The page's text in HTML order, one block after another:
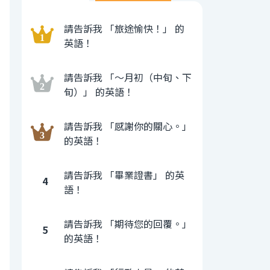
請告訴我 「旅途愉快！」 的
英語！
請告訴我 「〜月初（中旬、下
旬）」 的英語！
請告訴我 「感謝你的關心。」
的英語！
4
請告訴我 「畢業證書」 的英
語！
5
請告訴我 「期待您的回覆。」
的英語！